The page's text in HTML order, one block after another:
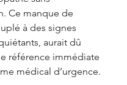
Ce manque de
à des signes
aurait dû
référence immédiate
médical d’urgence.